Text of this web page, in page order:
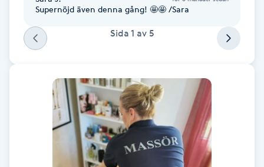
Face framing
Faceliftmassage
Fet hårbotten
Supernöjd även denna gång! 🤩🤩 /Sara
Sida 1 av 5